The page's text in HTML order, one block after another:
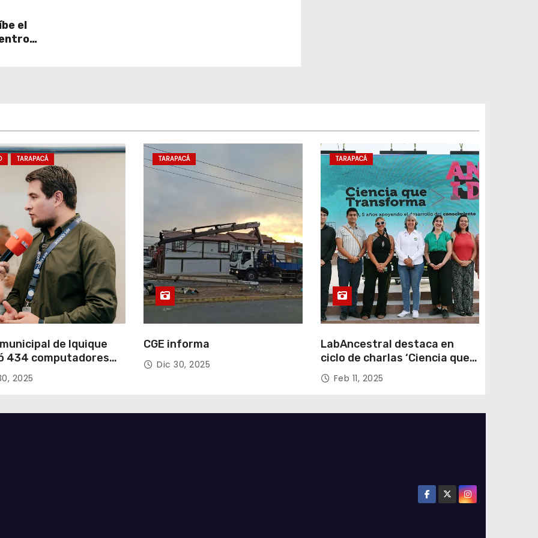
el
TARAPACÁ
de Iquique
434 computadores
del Gobierno de
2025
TARAPACÁ
CGE informa
Dic 30, 2025
TARAPACÁ
LabAncestral destaca en
ciclo de charlas ‘Ciencia que
Transforma’ de ANID
Feb 11, 2025